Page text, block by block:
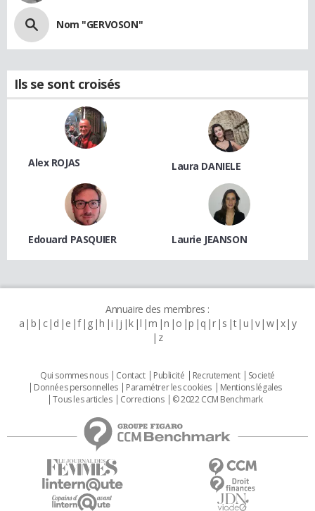
Nom "GERVOSON"
Ils se sont croisés
Alex ROJAS Laura DANIELE
Edouard PASQUIER Laurie JEANSON
Annuaire des membres :
a b c d e f g h i j k l m n o p q r s t u v w x y
z
Qui sommes nous Contact Publicité Recrutement
Societé
Données personnelles
Paramétrer les cookies
Mentions légales
Tous les articles
Corrections © 2022 CCM Benchmark